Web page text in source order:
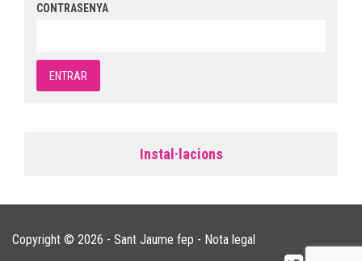
CONTRASENYA
Instal·lacions
Copyright © 2026 - Sant Jaume fep - Nota legal